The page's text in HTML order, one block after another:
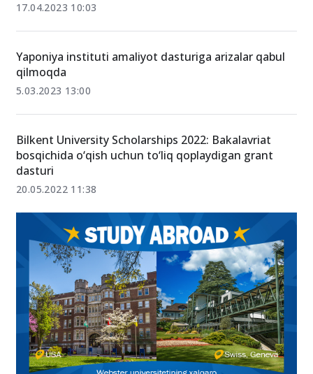
17.04.2023 10:03
Yaponiya instituti amaliyot dasturiga arizalar qabul
qilmoqda
5.03.2023 13:00
Bilkent University Scholarships 2022: Bakalavriat
bosqichida o‘qish uchun to‘liq qoplaydigan grant
dasturi
20.05.2022 11:38